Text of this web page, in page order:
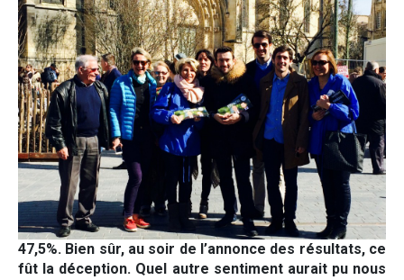
47,5%. Bien sûr, au soir de l’annonce des résultats, ce
fût la déception. Quel autre sentiment aurait pu nous